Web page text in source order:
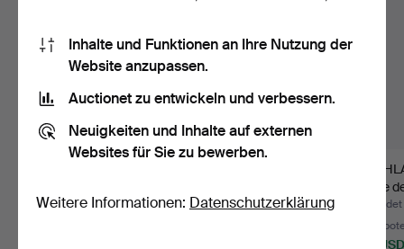
Beendet 4. Aug 2026
Jahrhunder…
Beendet 4. Aug 2026
Mitte
4
48 USD
Inhalte und Funktionen an Ihre Nutzung der
Website anzupassen.
Auctionet zu entwickeln und verbessern.
Neuigkeiten und Inhalte auf externen
Websites für Sie zu bewerben.
Weitere Informationen: Datenschutzerklärung